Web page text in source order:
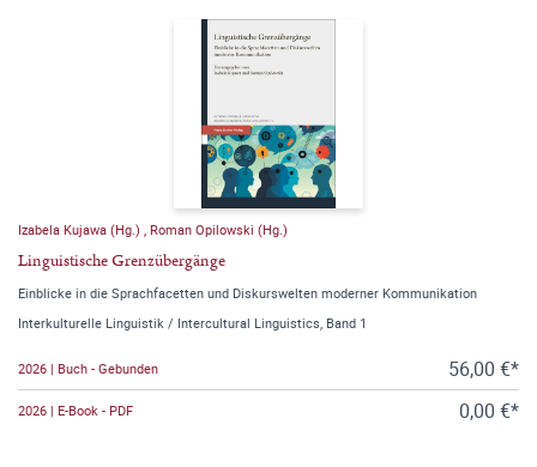
Izabela Kujawa (Hg.) Roman Opilowski (Hg.)
Linguistische Grenzübergänge
Einblicke in die Sprachfacetten und Diskurswelten moderner Kommunikation
Interkulturelle Linguistik / Intercultural Linguistics, Band 1
2026 | Buch - Gebunden 56,00 €*
2026 | E-Book - PDF 0,00 €*